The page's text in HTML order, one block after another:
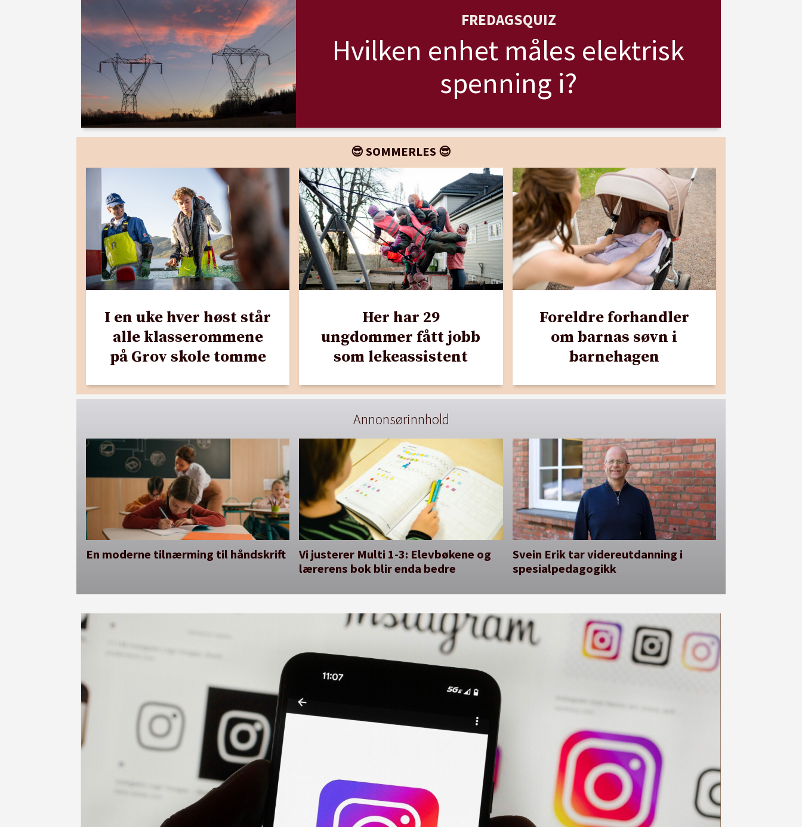
FREDAGSQUIZ
Hvilken enhet måles elektrisk
spenning i?
😎 SOMMERLES 😎
I en uke hver høst står
alle klasserommene
på Grov skole tomme
Her har 29
ungdommer fått jobb
som lekeassistent
Foreldre forhandler
om barnas søvn i
barnehagen
Annonsørinnhold
En moderne tilnærming til håndskrift
Vi justerer Multi 1-3: Elevbøkene og
lærerens bok blir enda bedre
Svein Erik tar videreutdanning i
spesialpedagogikk